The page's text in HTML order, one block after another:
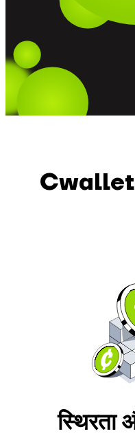
Cwallet
स्थिरता